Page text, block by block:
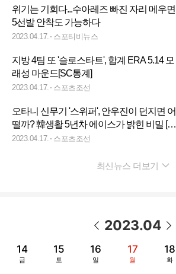
위기는 기회다...수아레즈 빠진 자리 메우면
5선발 안착도 가능하다
2023.04.17. 스포티비뉴스
지방 4팀 또 '슬로스타트', 합계 ERA 5.14 모
래성 마운드[SC통계]
2023.04.17. 스포츠조선
오타니 신무기 '스위퍼', 안우진이 던지면 어
떨까? 韓생활 5년차 에이스가 밝힌 비밀 [고
척포커스]
2023.04.17. 스포츠조선
최신뉴스 더보기
2023.04
14
금
15
토
16
일
17
월
18
화